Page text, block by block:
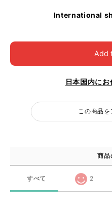
International
Add
日本国内に
この商品を
商品
すべて 2